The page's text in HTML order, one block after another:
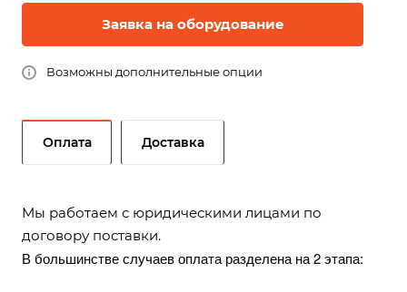
Заявка на оборудование
Возможны дополнительные опции
Оплата Доставка
Мы работаем с юридическими лицами по
договору поставки.
В большинстве случаев оплата разделена на 2 этапа: